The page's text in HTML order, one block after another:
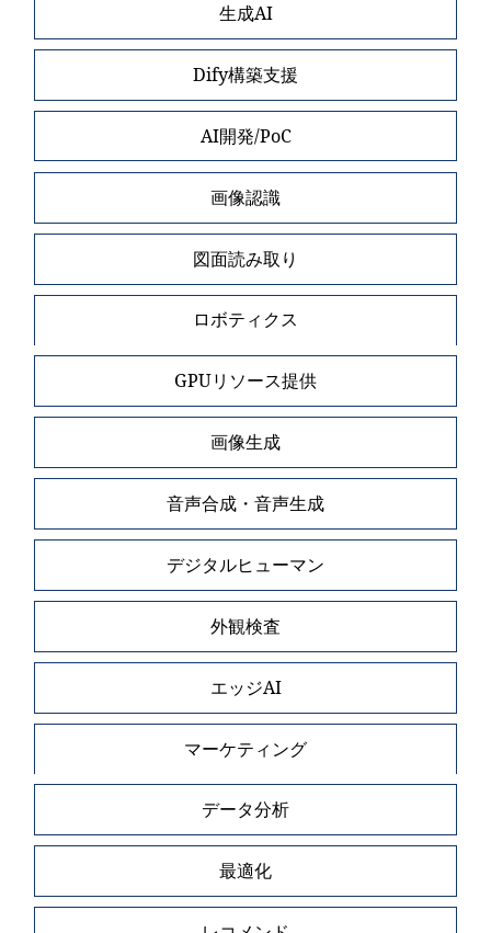
生成AI
Dify構築支援
AI開発/PoC
画像認識
図面読み取り
ロボティクス
GPUリソース提供
画像生成
音声合成・音声生成
デジタルヒューマン
外観検査
エッジAI
マーケティング
データ分析
最適化